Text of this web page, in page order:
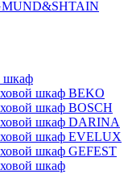
шкаф
шкаф BEKO
шкаф BOSCH
шкаф DARINA
шкаф EVELUX
шкаф GEFEST
шкаф